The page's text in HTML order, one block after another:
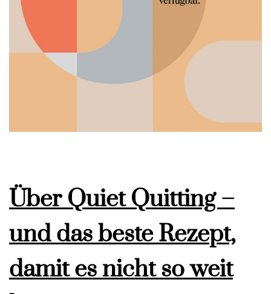
Über Quiet Quitting –
und das beste Rezept,
damit es nicht so weit